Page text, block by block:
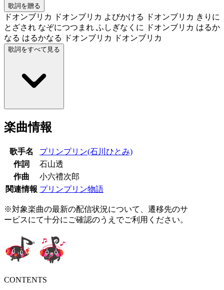
歌詞を贈る
ドオンブリカ ドオンブリカ よびかける ドオンブリカ きりに
とざされ なぞにつつまれ ふしぎなくに ドオンブリカ はるか
なる はるかなる ドオンブリカ ドオンブリカ
歌詞をすべて見る
楽曲情報
歌手名
プリンプリン(石川ひとみ)
作詞
石山透
作曲
小六禮次郎
関連情報 プリンプリン物語
※対象楽曲の最新の配信状況について、遷移先のサ
ービスにて十分にご確認のうえでご利用ください。
CONTENTS